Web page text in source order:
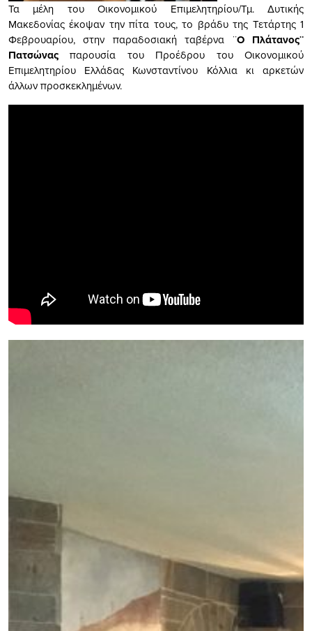
Τα μέλη του Οικονομικού Επιμελητηρίου/Τμ. Δυτικής
Μακεδονίας έκοψαν την πίτα τους, το βράδυ της Τετάρτης 1
Φεβρουαρίου, στην παραδοσιακή ταβέρνα ¨Ο Πλάτανος¨
Πατσώνας παρουσία του Προέδρου του Οικονομικού
Επιμελητηρίου Ελλάδας Κωνσταντίνου Κόλλια κι αρκετών
άλλων προσκεκλημένων.